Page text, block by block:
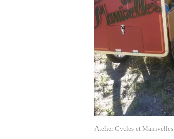
Atelier Cycles et Manivelles